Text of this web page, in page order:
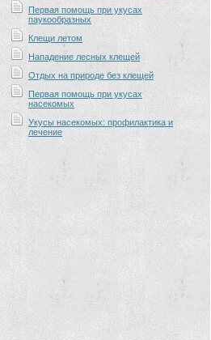
Первая помощь при укусах
паукообразных
Клещи летом
Нападение лесных клещей
Отдых на природе без клещей
Первая помощь при укусах
насекомых
Укусы насекомых: профилактика и
лечение